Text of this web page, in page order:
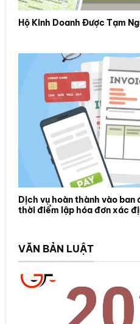
Hộ Kinh Doanh Được Tạm
Dịch vụ hoàn thành vào
thời điểm lập hóa đơn xác
VĂN BẢN LUẬT